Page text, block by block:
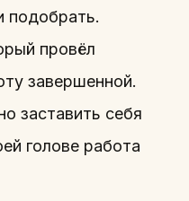
подобрать.
провёл
завершенной.
заставить себя
голове работа